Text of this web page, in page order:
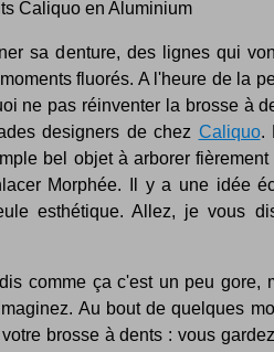
sa denture, des lignes qui
fluorés. A l'heure de la
ne pas réinventer la brosse à
designers de chez Caliquo.
bel objet à arborer
Morphée. Il y a une idée
esthétique. Allez, je vous
comme ça c'est un peu gore,
Au bout de quelques
brosse à dents : vous